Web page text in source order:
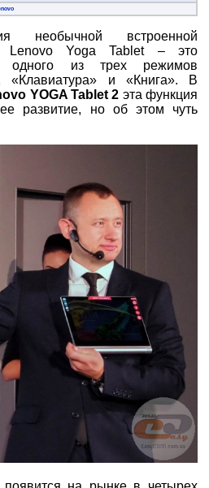
необычной встроенной
Lenovo Yoga Tablet – это
одного из трех режимов
«Клавиатура» и «Книга». В
YOGA Tablet2 эта функция
развитие, но об этом чуть